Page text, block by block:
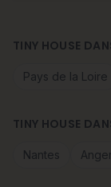
TINY HOUSE
Pays de la Loire
TINY HOUSE
Nantes